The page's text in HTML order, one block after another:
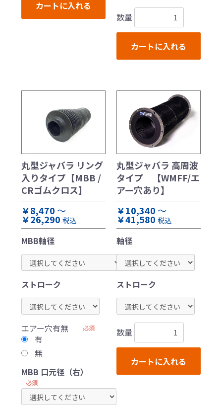
カートに入れる
数量
カートに入れる
丸型ジャバラ リング
入りタイプ【MBB /
CRゴムクロス】
￥8,470 ～
￥26,290 税込
MBB軸径
ストローク
エアー穴有無 必須
有
無
MBB 口元径（右）
必須
丸型ジャバラ 高周波
タイプ 【WMFF/エ
アー穴あり】
￥10,340 ～
￥41,580 税込
軸径
ストローク
数量
カートに入れる